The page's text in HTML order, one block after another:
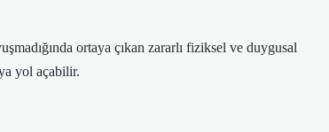
ortaya çıkan zararlı fiziksel ve duygusal
yol açabilir.